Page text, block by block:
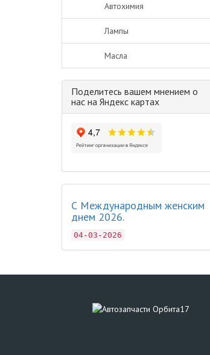
Автохимия
Лампы
Масла
Поделитесь вашем мнением о
нас на Яндекс картах
С Международным женским
днем 2026.
04-03-2026